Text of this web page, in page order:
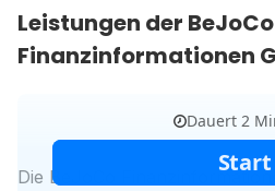
Leistungen der BeJoCo
Finanzinformationen
Die BeJoCo